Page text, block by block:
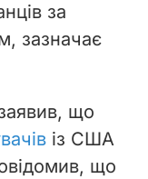
за
зазначає
що
із США
що